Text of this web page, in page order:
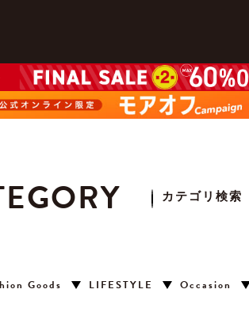
カテゴリ検索
Goods LIFESTYLE Occasion